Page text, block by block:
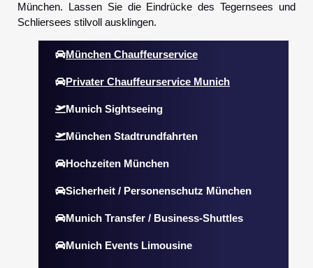
München. Lassen Sie die Eindrücke des Tegernsees und
Schliersees stilvoll ausklingen.
München Chauffeurservice
Privater Chauffeurservice Munich
Munich Sightseeing
München Stadtrundfahrten
Hochzeiten München
Sicherheit / Personenschutz München
Munich Transfer / Business-Shuttles
Munich Events Limousine